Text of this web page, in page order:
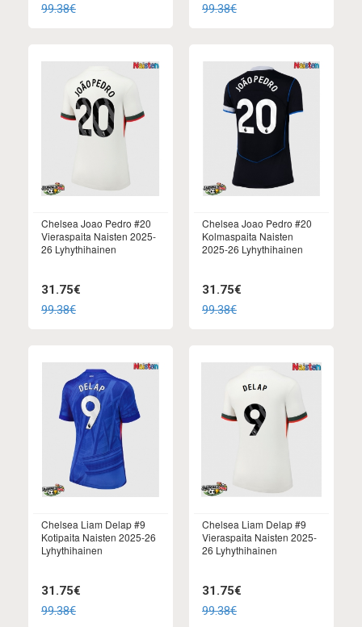
99.38€
99.38€
Chelsea Joao Pedro #20
Vieraspaita Naisten 2025-
26 Lyhythihainen
31.75€
99.38€
Chelsea Joao Pedro #20
Kolmaspaita Naisten
2025-26 Lyhythihainen
31.75€
99.38€
Chelsea Liam Delap #9
Kotipaita Naisten 2025-26
Lyhythihainen
31.75€
99.38€
Chelsea Liam Delap #9
Vieraspaita Naisten 2025-
26 Lyhythihainen
31.75€
99.38€